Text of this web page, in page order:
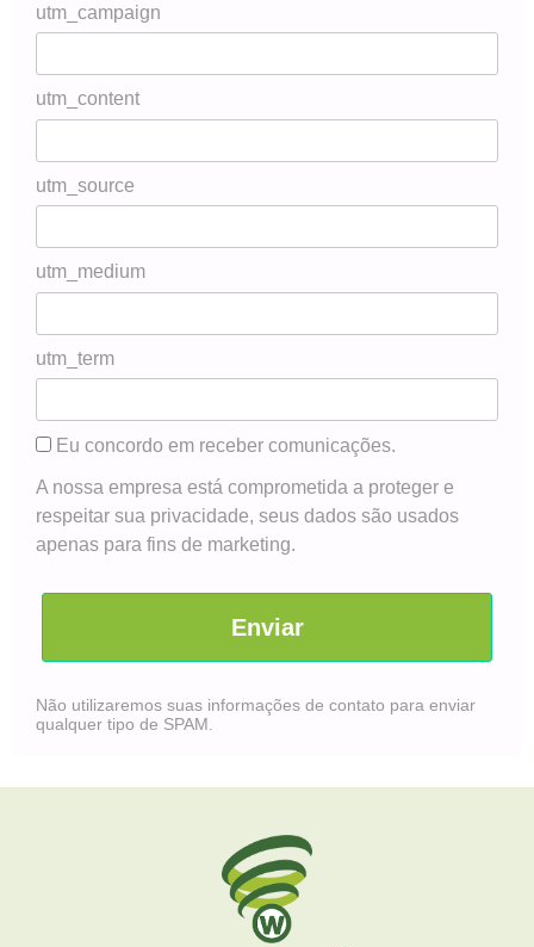
utm_campaign
utm_content
utm_source
utm_medium
utm_term
Eu concordo em receber comunicações.
A nossa empresa está comprometida a proteger e
respeitar sua privacidade, seus dados são usados
apenas para fins de marketing.
Enviar
Não utilizaremos suas informações de contato para enviar
qualquer tipo de SPAM.